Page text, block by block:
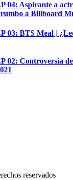
04: Aspirante a
a Billboard
03: BTS Meal |
02: Controversia
reservados